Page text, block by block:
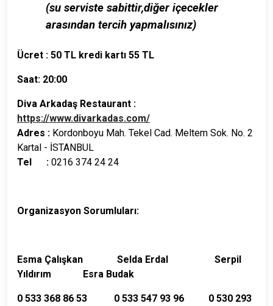
(su serviste sabittir,diğer içecekler
arasından tercih yapmalısınız)
Ücret : 50 TL kredi kartı 55 TL
Saat: 20:00
Diva Arkadaş Restaurant :
https://www.divarkadas.com/
Adres : Kordonboyu Mah. Tekel Cad. Meltem Sok. No. 2
Kartal - İSTANBUL
Tel : 0216 374 24 24
Organizasyon Sorumluları:
Esma Çalışkan Selda Erdal
Serpil
Yıldırım
Esra Budak
0 533 368 86 53 0 533 547 93 96 0 530 293